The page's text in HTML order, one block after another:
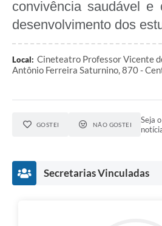
convivência saudável e
desenvolvimento dos
Local: Cineteatro Professor Vicente
Antônio Ferreira Saturnino, 870 -
GOSTEI NÃO GOSTEI
Seja
Secretarias Vinculadas